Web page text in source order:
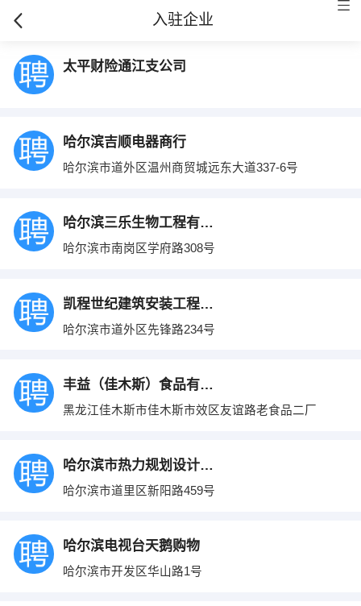
入驻企业
太平财险通江支公司
哈尔滨吉顺电器商行
哈尔滨市道外区温州商贸城远东大道337-6号
哈尔滨三乐生物工程有限公司
哈尔滨市南岗区学府路308号
凯程世纪建筑安装工程有限公司
哈尔滨市道外区先锋路234号
丰益（佳木斯）食品有限公司
黑龙江佳木斯市佳木斯市效区友谊路老食品二厂
哈尔滨市热力规划设计研究院有限公司
哈尔滨市道里区新阳路459号
哈尔滨电视台天鹅购物
哈尔滨市开发区华山路1号